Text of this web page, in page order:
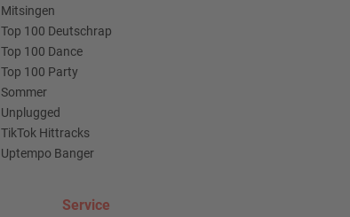
Mitsingen
Top 100 Deutschrap
Top 100 Dance
Top 100 Party
Sommer
Unplugged
TikTok Hittracks
Uptempo Banger
Service